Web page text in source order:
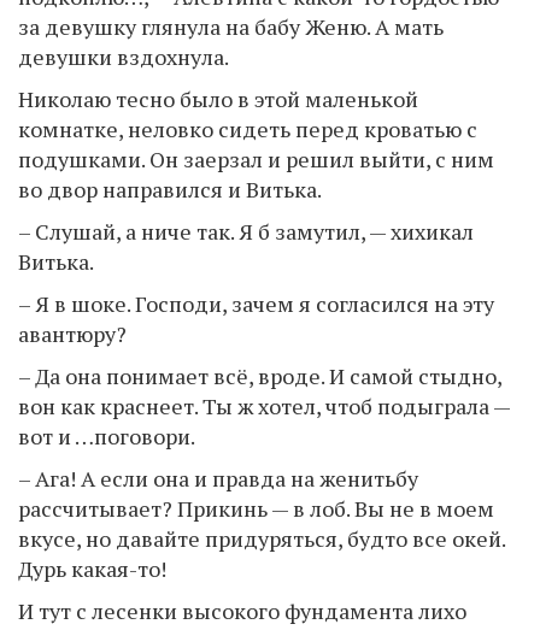
за девушку глянула на бабу Женю. А мать
девушки вздохнула.
Николаю тесно было в этой маленькой
комнатке, неловко сидеть перед кроватью с
подушками. Он заерзал и решил выйти, с ним
во двор направился и Витька.
– Слушай, а ниче так. Я б замутил, — хихикал
Витька.
– Я в шоке. Господи, зачем я согласился на эту
авантюру?
– Да она понимает всё, вроде. И самой стыдно,
вон как краснеет. Ты ж хотел, чтоб подыграла —
вот и …поговори.
– Ага! А если она и правда на женитьбу
рассчитывает? Прикинь — в лоб. Вы не в моем
вкусе, но давайте придуряться, будто все окей.
Дурь какая-то!
И тут с лесенки высокого фундамента лихо